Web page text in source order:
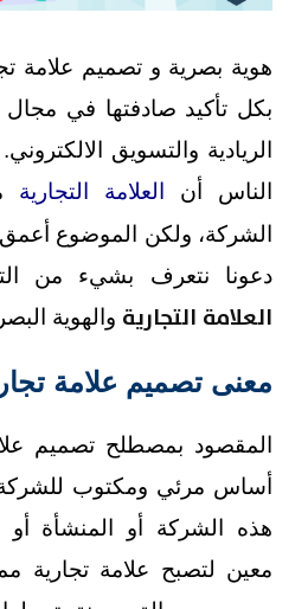
هوية بصرية و تصميم علامة
بكل تأكيد صادفتها في
الريادية والتسويق
الناس أن
العلامة التجارية
الشركة، ولكن الموضوع
دعونا نتعرف بشيء من
العلامة التجارية والهوية
معنى تصميم علامة
المقصود بمصطلح تصميم
أساس مرئي ومكتوب
هذه الشركة أو المنشأة
معين لتصبح علامة تجارية